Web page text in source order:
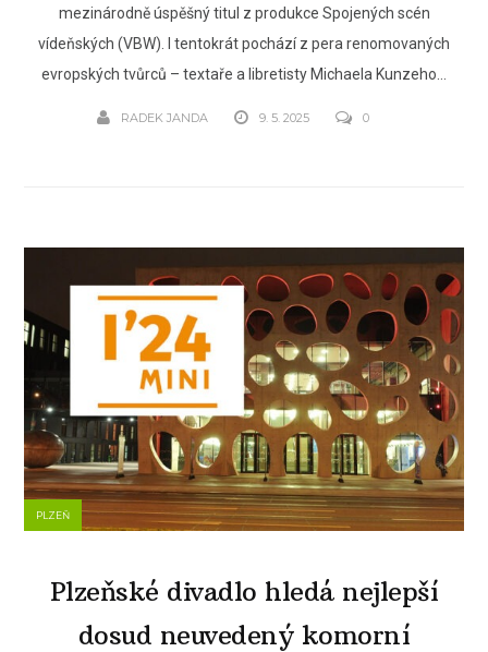
mezinárodně úspěšný titul z produkce Spojených scén
vídeňských (VBW). I tentokrát pochází z pera renomovaných
evropských tvůrců – textaře a libretisty Michaela Kunzeho...
RADEK JANDA 9. 5. 2025 0
PLZEŇ
Plzeňské divadlo hledá nejlepší
dosud neuvedený komorní